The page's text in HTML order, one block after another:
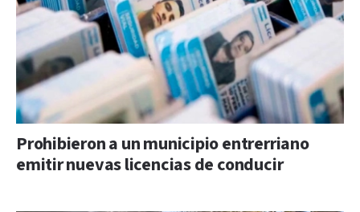
Prohibieron a un municipio entrerriano
emitir nuevas licencias de conducir